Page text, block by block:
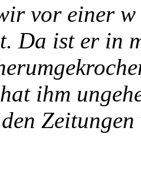
vor einer
Da ist er in
ihm